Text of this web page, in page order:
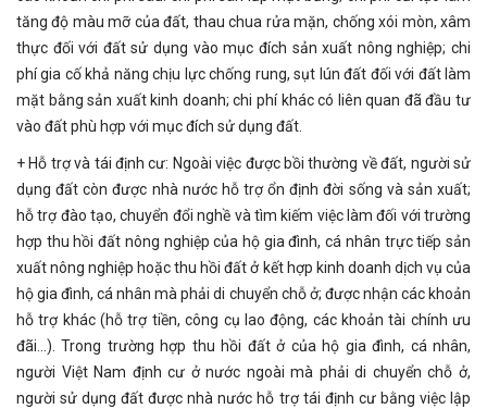
tăng độ màu mỡ của đất, thau chua rửa mặn, chống xói mòn, xâm
thực đối với đất sử dụng vào mục đích sản xuất nông nghiệp; chi
phí gia cố khả năng chịu lực chống rung, sụt lún đất đối với đất làm
mặt bằng sản xuất kinh doanh; chi phí khác có liên quan đã đầu tư
vào đất phù hợp với mục đích sử dụng đất.
+ Hỗ trợ và tái định cư: Ngoài việc được bồi thường về đất, người sử
dụng đất còn được nhà nước hỗ trợ ổn định đời sống và sản xuất;
hỗ trợ đào tạo, chuyển đổi nghề và tìm kiếm việc làm đối với trường
hợp thu hồi đất nông nghiệp của hộ gia đình, cá nhân trực tiếp sản
xuất nông nghiệp hoặc thu hồi đất ở kết hợp kinh doanh dịch vụ của
hộ gia đình, cá nhân mà phải di chuyển chỗ ở; được nhận các khoản
hỗ trợ khác (hỗ trợ tiền, công cụ lao động, các khoản tài chính ưu
đãi…). Trong trường hợp thu hồi đất ở của hộ gia đình, cá nhân,
người Việt Nam định cư ở nước ngoài mà phải di chuyển chỗ ở,
người sử dụng đất được nhà nước hỗ trợ tái định cư bằng việc lập